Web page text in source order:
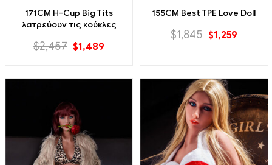
171CM H-Cup Big Tits
λατρεύουν τις κούκλες
$2,457 $1,489
155CM Best TPE Love Doll
$1,845 $1,259